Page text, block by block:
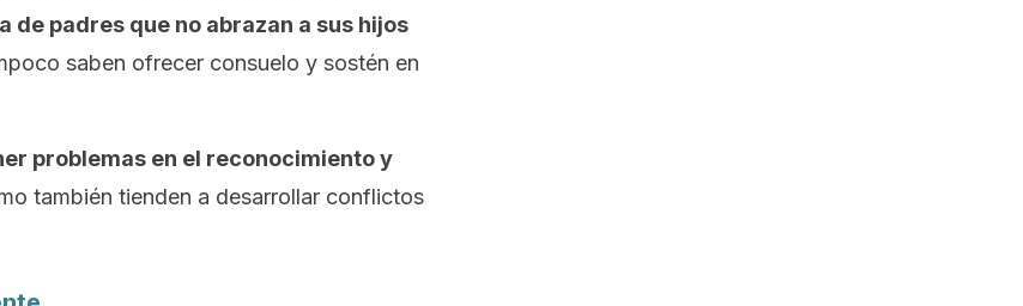
de padres que no abrazan a sus hijos
saben ofrecer consuelo y sostén en
problemas en el reconocimiento y
también tienden a desarrollar conflictos